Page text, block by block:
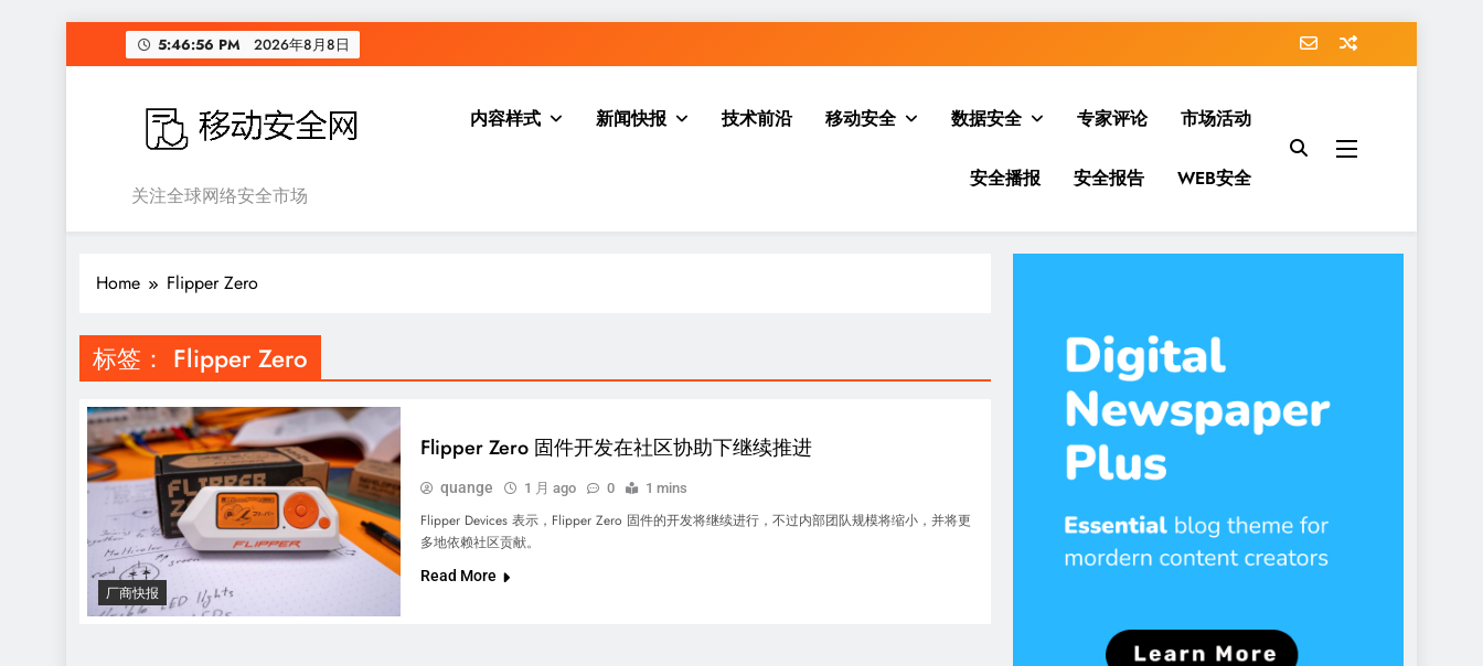
to
5:46:56 PM 2026年8月8日
移动安全网
关注全球网络安全市场
内容样式 新闻快报 技术前沿 移动安全 数据安全 专家评论 市场活动
安全播报 安全报告 WEB安全
Home Flipper Zero
标签： Flipper Zero
厂商快报
Flipper Zero 固件开发在社区协助下继续推进
quange 1 月 ago 0 1 mins
Flipper Devices 表示，Flipper Zero 固件的开发将继续进行，不过内部团队规模将缩小，并将更
多地依赖社区贡献。
Read More